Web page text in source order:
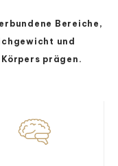
Bereiche,
und
prägen.